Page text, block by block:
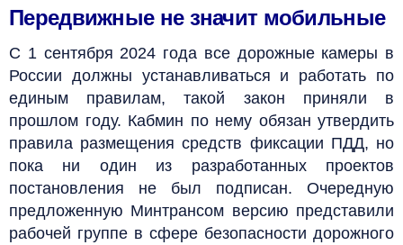
Передвижные не значит мобильные
С 1 сентября 2024 года все дорожные камеры в
России должны устанавливаться и работать по
единым правилам, такой закон приняли в
прошлом году. Кабмин по нему обязан утвердить
правила размещения средств фиксации ПДД, но
пока ни один из разработанных проектов
постановления не был подписан. Очередную
предложенную Минтрансом версию представили
рабочей группе в сфере безопасности дорожного